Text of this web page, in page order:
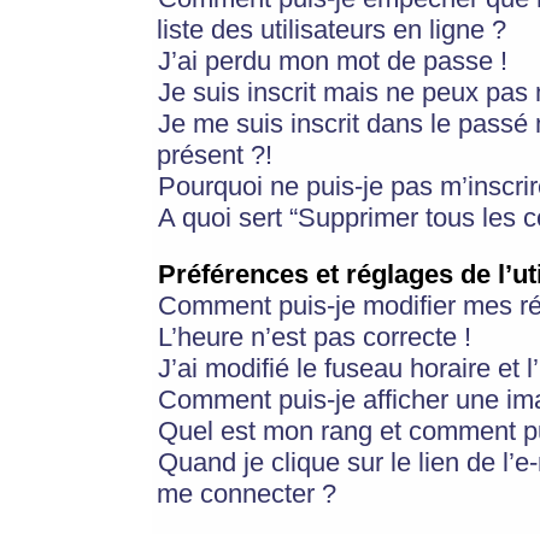
liste des utilisateurs en ligne ?
J’ai perdu mon mot de passe !
Je suis inscrit mais ne peux pas
Je me suis inscrit dans le
présent ?!
Pourquoi ne puis-je pas
A quoi sert “Supprimer tous les
Préférences et réglages de
Comment puis-je modifier mes
L’heure n’est pas correcte !
J’ai modifié le fuseau horaire et
Comment puis-je afficher une
Quel est mon rang et comment
Quand je clique sur le lien de
me connecter ?